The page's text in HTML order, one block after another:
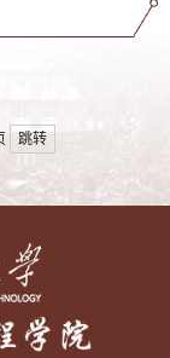
跳转